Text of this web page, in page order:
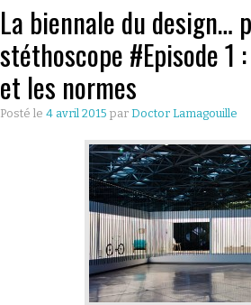
La biennale du design…
stéthoscope #Episode 1
et les normes
Posté le 4 avril 2015 par Doctor Lamagouille